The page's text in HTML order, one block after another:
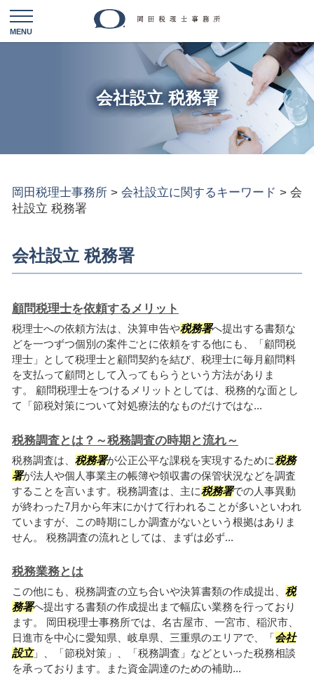
会社設立 税務署
岡田税理士事務所 > 会社設立に関するキーワード > 会
社設立 税務署
会社設立 税務署
顧問税理士を依頼するメリット
税理士への依頼方法は、決算申告や税務署へ提出する書類な
どを一つずつ個別の案件ごとに依頼をする他にも、「顧問税
理士」として税理士と顧問契約を結び、税理士に毎月顧問料
を支払って顧問として入ってもらうという方法がありま
す。 顧問税理士をつけるメリットとしては、税務的な面とし
て「節税対策について対処療法的なものだけではな...
税務調査とは？～税務調査の時期と流れ～
税務調査は、 税務署が公正公平な課税を実現するために税務
署が法人や個人事業主の帳簿や領収書の保管状況などを調査
することを言います。税務調査は、主に税務署での人事異動
が終わった7月から年末にかけて行われることが多いといわれ
ていますが、この時期にしか調査がないという根拠はありま
せん。 税務調査の流れとしては、まずは必ず...
税務業務とは
この他にも、税務調査の立ち合いや決算書類の作成提出、 税
務署へ提出する書類の作成提出まで幅広い業務を行っており
ます。 岡田税理士事務所では、名古屋市、一宮市、稲沢市、
日進市を中心に愛知県、岐阜県、三重県のエリアで、「会社
設立」、「節税対策」、「税務調査」などといった税務相談
を承っております。また資金調達のための補助...